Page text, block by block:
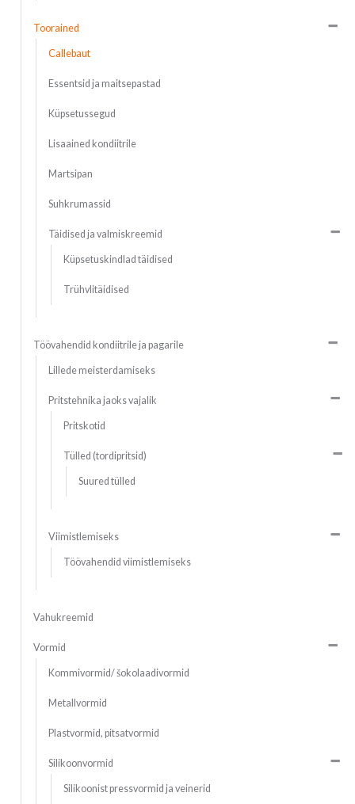
Toorained
Callebaut
Essentsid ja maitsepastad
Küpsetussegud
Lisaained kondiitrile
Martsipan
Suhkrumassid
Täidised ja valmiskreemid
Küpsetuskindlad täidised
Trühvlitäidised
Töövahendid kondiitrile ja pagarile
Lillede meisterdamiseks
Pritstehnika jaoks vajalik
Pritskotid
Tülled (tordipritsid)
Suured tülled
Viimistlemiseks
Töövahendid viimistlemiseks
Vahukreemid
Vormid
Kommivormid/ šokolaadivormid
Metallvormid
Plastvormid, pitsatvormid
Silikoonvormid
Silikoonist pressvormid ja veinerid